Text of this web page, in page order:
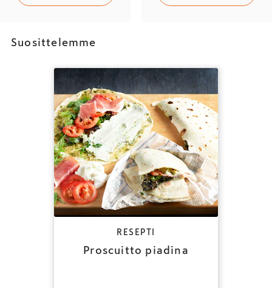
Suosittelemme
RESEPTI
Proscuitto piadina